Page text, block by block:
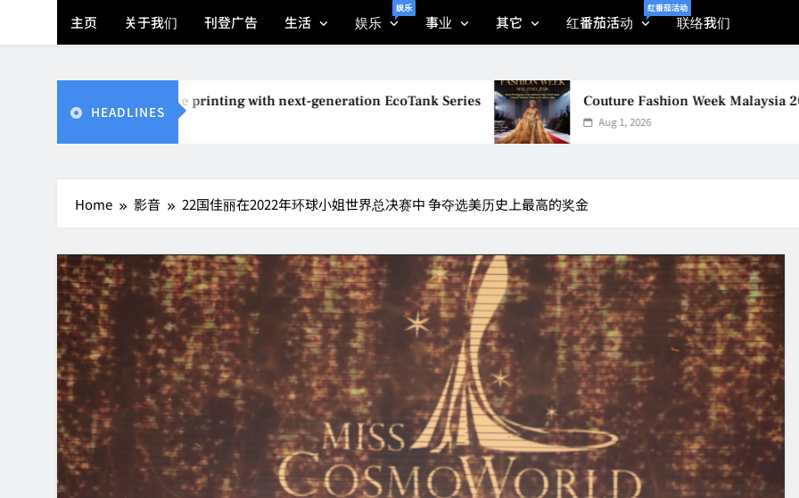
主页 关于我们 刊登广告 生活 娱乐
娱乐
事业 其它 红番茄活动
红番茄活动
联络我们
HEADLINES
affordable printing with next-generation EcoTank Series Couture Fashion Week Malaysia 2026– Press
Aug 1, 2026
Home 影音 22国佳丽在2022年环球小姐世界总决赛中 争夺选美历史上最高的奖金